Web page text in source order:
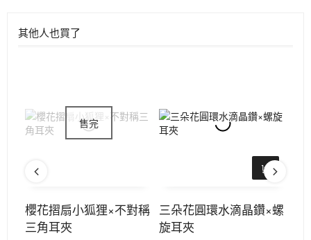
其他人也買了
櫻花摺扇小狐狸×不對稱
三角耳夾
三朵花圓環水滴晶鑽×螺
旋耳夾